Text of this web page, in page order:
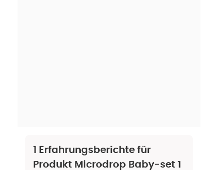
1
Erfahrungsberichte für
Produkt Microdrop Baby-set 1